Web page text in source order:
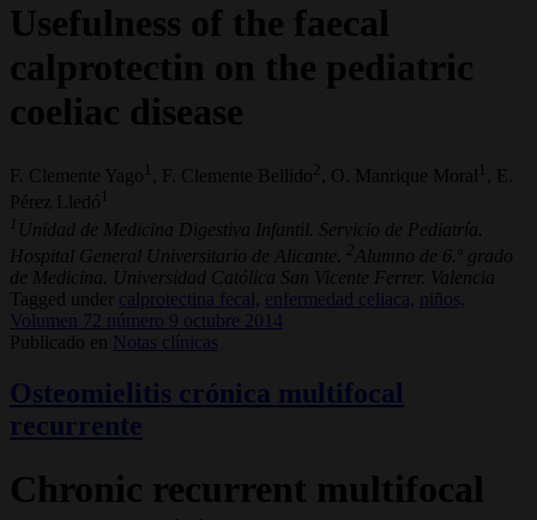
Usefulness of the faecal
calprotectin on the pediatric
coeliac disease
F. Clemente Yago 1 , F. Clemente Bellido , O. Manrique Moral 1
, E.
Pérez Lledó 1
1 Unidad de Medicina Digestiva Infantil. Servicio de Pediatría.
Hospital General Universitario de Alicante.
2 Alumno de 6.º grado
de Medicina. Universidad Católica San Vicente Ferrer. Valencia
Tagged under
calprotectina fecal, enfermedad celiaca,
niños,
Volumen 72 número 9 octubre 2014
Publicado en
Notas clínicas
Osteomielitis crónica multifocal
recurrente
Chronic recurrent multifocal